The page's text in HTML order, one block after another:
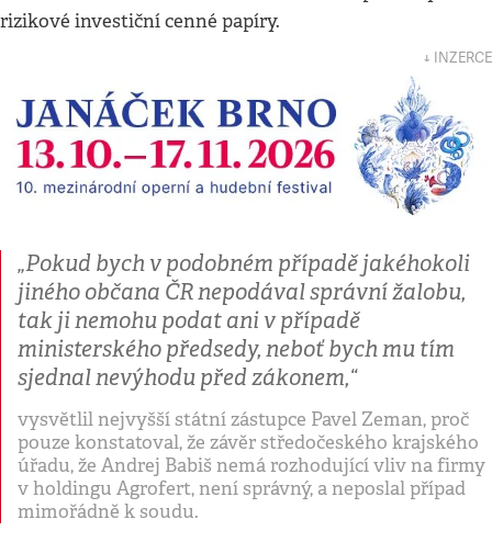
rizikové investiční cenné papíry.
↓ INZERCE
„Pokud bych v podobném případě jakéhokoli
jiného občana ČR nepodával správní žalobu,
tak ji nemohu podat ani v případě
ministerského předsedy, neboť bych mu tím
sjednal nevýhodu před zákonem,“
vysvětlil nejvyšší státní zástupce Pavel Zeman, proč
pouze konstatoval, že závěr středočeského krajského
úřadu, že Andrej Babiš nemá rozhodující vliv na firmy
v holdingu Agrofert, není správný, a neposlal případ
mimořádně k soudu.